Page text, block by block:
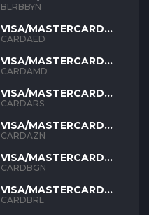
BLRBBYN
VISA/MASTERCARD
AED
CARDAED
VISA/MASTERCARD
AMD
CARDAMD
VISA/MASTERCARD
ARS
CARDARS
VISA/MASTERCARD
AZN
CARDAZN
VISA/MASTERCARD
BGN
CARDBGN
VISA/MASTERCARD
BRL
CARDBRL